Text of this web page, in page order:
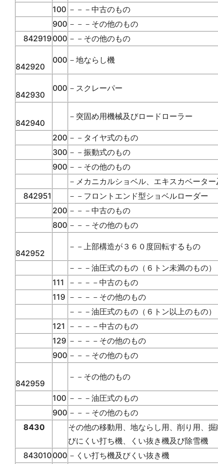
100 －－－中古のもの
900 －－－その他のもの
842919000 －－その他のもの
842920
000 －地ならし機
842930
000 －スクレーパー
842940
－突固め用機械及びロードローラー
200 －－タイヤ式のもの
300 －－振動式のもの
900 －－その他のもの
－メカニカルショベル、エキスカベータ
842951
－－フロントエンド型ショベルローダー
200 －－－中古のもの
800 －－－その他のもの
842952
－－上部構造が３６０度回転するもの
－－－油圧式のもの（６トン未満のもの）
111
－－－－中古のもの
119 －－－－その他のもの
－－－油圧式のもの（６トン以上のもの）
121 －－－－中古のもの
129 －－－－その他のもの
900 －－－その他のもの
842959
－－その他のもの
100 －－－油圧式のもの
900 －－－その他のもの
8430
その他の移動用、地ならし用、削り用、
びにくい打ち機、くい抜き機及び除雪機
843010000 －くい打ち機及びくい抜き機